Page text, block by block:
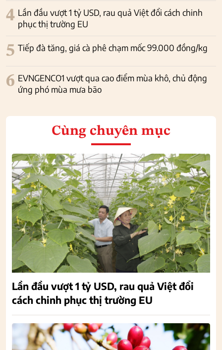
4 Lần đầu vượt 1 tỷ USD, rau quả Việt đổi cách chinh
phục thị trường EU
5 Tiếp đà tăng, giá cà phê chạm mốc 99.000 đồng/kg
6 EVNGENCO1 vượt qua cao điểm mùa khô, chủ động
ứng phó mùa mưa bão
Cùng chuyên mục
Lần đầu vượt 1 tỷ USD, rau quả Việt đổi
cách chinh phục thị trường EU